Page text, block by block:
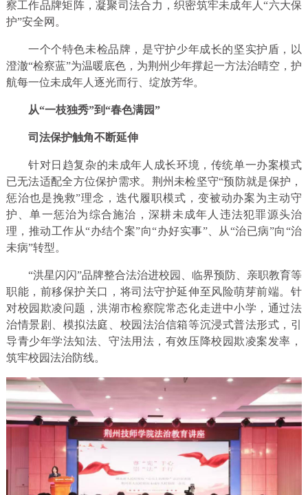
察工作品牌矩阵，凝聚司法合力，织密筑牢未成年人“六大保
护”安全网。
一个个特色未检品牌，是守护少年成长的坚实护盾，以
澄澈“检察蓝”为温暖底色，为荆州少年撑起一方法治晴空，护
航每一位未成年人逐光而行、绽放芳华。
从“一枝独秀”到“春色满园”
司法保护触角不断延伸
针对日趋复杂的未成年人成长环境，传统单一办案模式
已无法适配全方位保护需求。荆州未检坚守“预防就是保护，
惩治也是挽救”理念，迭代履职模式，变被动办案为主动守
护、单一惩治为综合施治，深耕未成年人违法犯罪源头治
理，推动工作从“办结个案”向“办好实事”、从“治已病”向“治
未病”转型。
“洪星闪闪”品牌整合法治进校园、临界预防、亲职教育等
职能，前移保护关口，将司法守护延伸至风险萌芽前端。针
对校园欺凌问题，洪湖市检察院常态化走进中小学，通过法
治情景剧、模拟法庭、校园法治信箱等沉浸式普法形式，引
导青少年学法知法、守法用法，有效压降校园欺凌案发率，
筑牢校园法治防线。